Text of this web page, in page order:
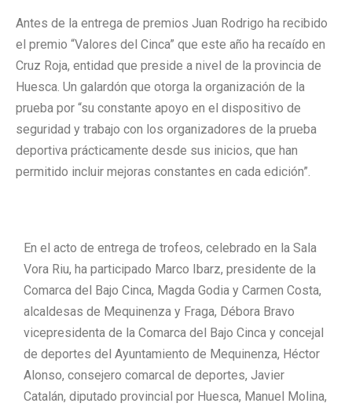
Antes de la entrega de premios Juan Rodrigo ha recibido
el premio “Valores del Cinca” que este año ha recaído en
Cruz Roja, entidad que preside a nivel de la provincia de
Huesca. Un galardón que otorga la organización de la
prueba por “su constante apoyo en el dispositivo de
seguridad y trabajo con los organizadores de la prueba
deportiva prácticamente desde sus inicios, que han
permitido incluir mejoras constantes en cada edición”.
En el acto de entrega de trofeos, celebrado en la Sala
Vora Riu, ha participado Marco Ibarz, presidente de la
Comarca del Bajo Cinca, Magda Godia y Carmen Costa,
alcaldesas de Mequinenza y Fraga, Débora Bravo
vicepresidenta de la Comarca del Bajo Cinca y concejal
de deportes del Ayuntamiento de Mequinenza, Héctor
Alonso, consejero comarcal de deportes, Javier
Catalán, diputado provincial por Huesca, Manuel Molina,